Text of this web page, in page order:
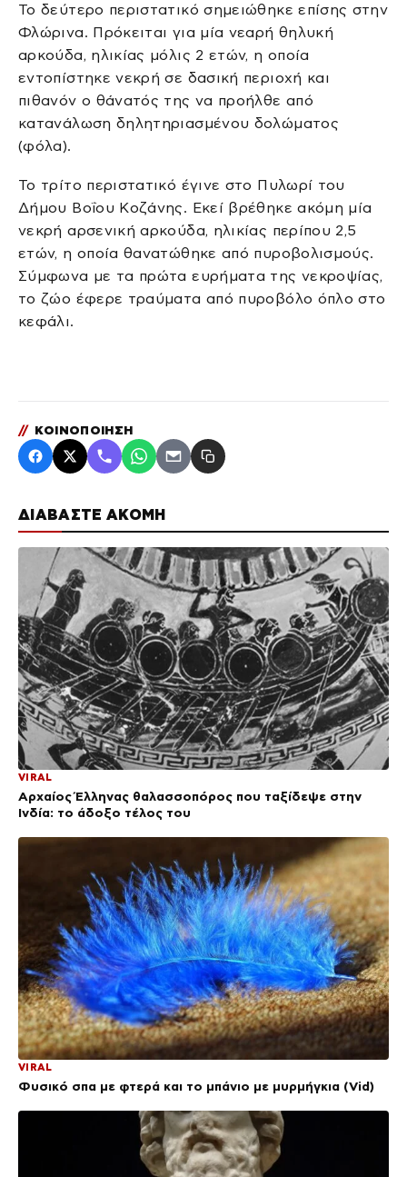
ΔΙΑΒΑΣΤΕ ΑΚΟΜΗ
VIRAL
Αρχαίος Έλληνας θαλασσοπόρος που ταξίδεψε στην
Ινδία: το άδοξο τέλος του
VIRAL
Φυσικό σπα με φτερά και το μπάνιο με μυρμήγκια (Vid)
Το δεύτερο περιστατικό σημειώθηκε επίσης στην
Φλώρινα. Πρόκειται για μία νεαρή θηλυκή
αρκούδα, ηλικίας μόλις 2 ετών, η οποία
εντοπίστηκε νεκρή σε δασική περιοχή και
πιθανόν ο θάνατός της να προήλθε από
κατανάλωση δηλητηριασμένου δολώματος
(φόλα).
Το τρίτο περιστατικό έγινε στο Πυλωρί του
Δήμου Βοΐου Κοζάνης. Εκεί βρέθηκε ακόμη μία
νεκρή αρσενική αρκούδα, ηλικίας περίπου 2,5
ετών, η οποία θανατώθηκε από πυροβολισμούς.
Σύμφωνα με τα πρώτα ευρήματα της νεκροψίας,
το ζώο έφερε τραύματα από πυροβόλο όπλο στο
κεφάλι.
// ΚΟΙΝΟΠΟΙΗΣΗ